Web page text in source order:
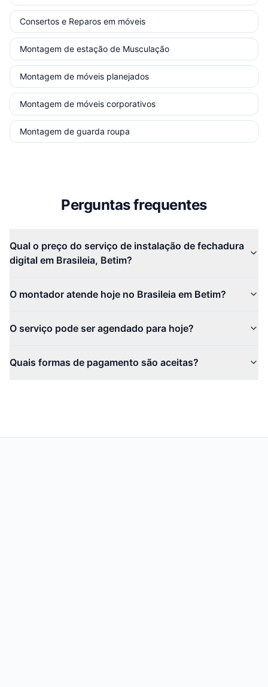
Consertos e Reparos em móveis
Montagem de estação de Musculação
Montagem de móveis planejados
Montagem de móveis corporativos
Montagem de guarda roupa
Perguntas frequentes
Qual o preço do serviço de instalação de fechadura
digital em Brasileia, Betim?
O montador atende hoje no Brasileia em Betim?
O serviço pode ser agendado para hoje?
Quais formas de pagamento são aceitas?